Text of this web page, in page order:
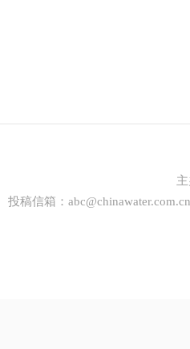
投稿信箱： abc@chinawater.com.cn